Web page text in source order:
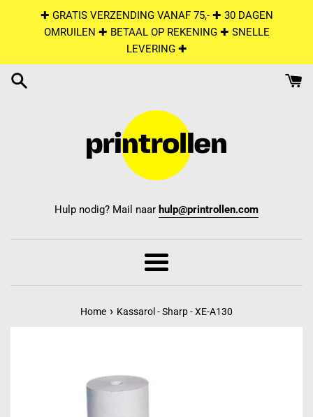
✚ GRATIS VERZENDING VANAF 75,- ✚ 30 DAGEN
OMRUILEN ✚ BETAAL OP REKENING ✚ SNELLE
LEVERING ✚
Hulp nodig? Mail naar hulp@printrollen.com
Menu
Home › Kassarol - Sharp - XE-A130